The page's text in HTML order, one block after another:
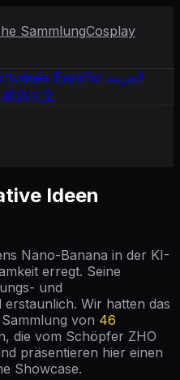
SammlungCosplay
Español العربية
简体中文
Ideen
Nano-Banana in der KI-
erregt. Seine
und
Wir hatten das
von 46
die vom Schöpfer ZHO
präsentieren hier einen
Showcase.